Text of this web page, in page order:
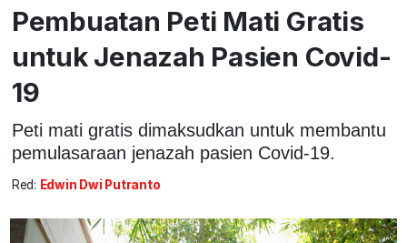
Pembuatan Peti Mati Gratis
untuk Jenazah Pasien Covid-
19
Peti mati gratis dimaksudkan untuk membantu
pemulasaraan jenazah pasien Covid-19.
Red: Edwin Dwi Putranto